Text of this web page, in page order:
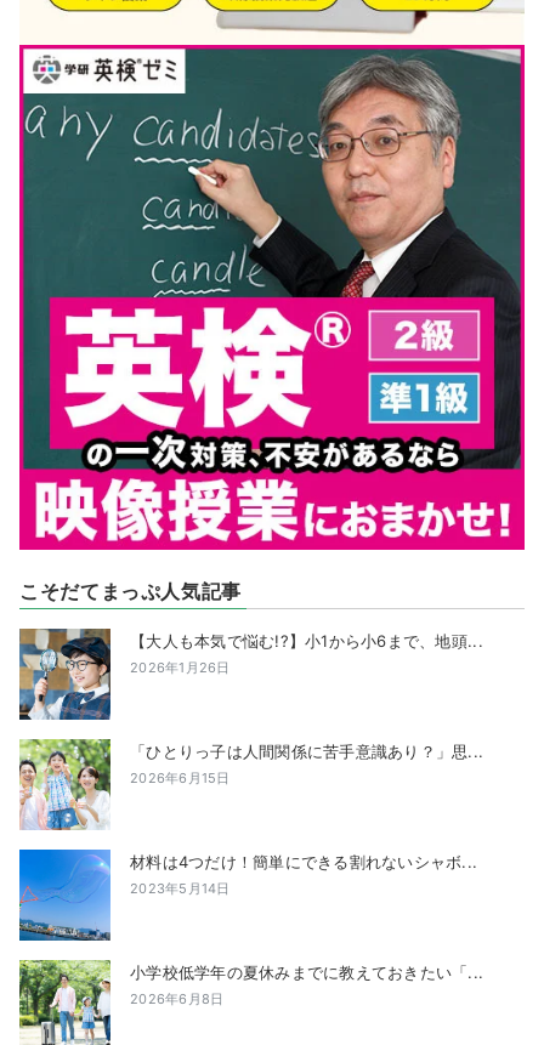
こそだてまっぷ人気記事
【大人も本気で悩む!?】小1から小6まで、地頭...
2026年1月26日
「ひとりっ子は人間関係に苦手意識あり？」思...
2026年6月15日
材料は4つだけ！簡単にできる割れないシャボ...
2023年5月14日
小学校低学年の夏休みまでに教えておきたい「...
2026年6月8日